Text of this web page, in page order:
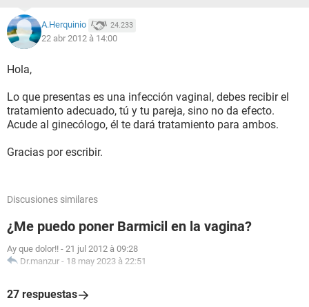
A.Herquinio 24.233
22 abr 2012 à 14:00
Hola,
Lo que presentas es una infección vaginal, debes recibir el
tratamiento adecuado, tú y tu pareja, sino no da efecto.
Acude al ginecólogo, él te dará tratamiento para ambos.
Gracias por escribir.
Discusiones similares
¿Me puedo poner Barmicil en la vagina?
Ay que dolor!! - 21 jul 2012 à 09:28
Dr.manzur - 18 may 2023 à 22:51
27 respuestas